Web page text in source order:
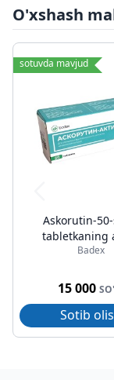
O'xshash
sotuvda mavjud
Askorutin-
tabletkaning
Badex
15 000
Sotib